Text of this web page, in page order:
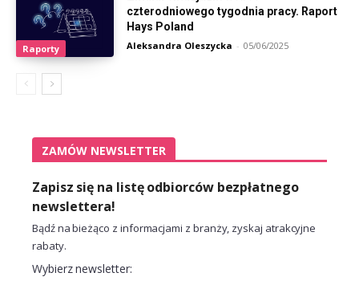
Raporty
czterodniowego tygodnia pracy. Raport
Hays Poland
Aleksandra Oleszycka - 05/06/2025
ZAMÓW NEWSLETTER
Zapisz się na listę odbiorców bezpłatnego
newslettera!
Bądź na bieżąco z informacjami z branży, zyskaj atrakcyjne
rabaty.
Wybierz newsletter: